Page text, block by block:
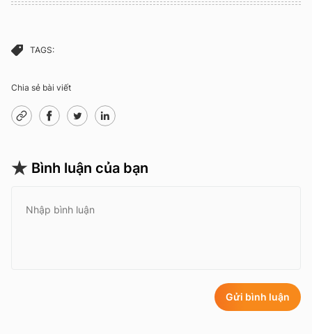
TAGS:
Chia sẻ bài viết
Bình luận của bạn
Gửi bình luận